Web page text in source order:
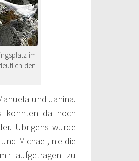
im
den
und Janina.
konnten da noch
Übrigens wurde
Michael, nie die
aufgetragen zu